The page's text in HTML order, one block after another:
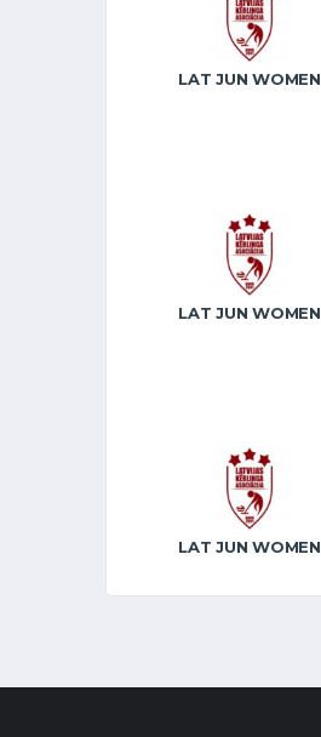
LAT JUN WOMEN
LAT JUN WOMEN
LAT JUN WOMEN